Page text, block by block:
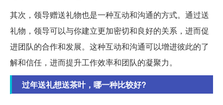
其次，领导赠送礼物也是一种互动和沟通的方式。通过送
礼物，领导可以与你建立更加密切和良好的关系，进而促
进团队的合作和发展。这种互动和沟通可以增进彼此的了
解和信任，进而提升工作效率和团队的凝聚力。
过年送礼想送茶叶，哪一种比较好?